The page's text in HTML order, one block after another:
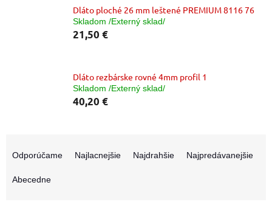
Dláto ploché 26 mm leštené PREMIUM 8116 76
Skladom /Externý sklad/
21,50 €
Dláto rezbárske rovné 4mm profil 1
Skladom /Externý sklad/
40,20 €
Odporúčame Najlacnejšie Najdrahšie Najpredávanejšie
Abecedne